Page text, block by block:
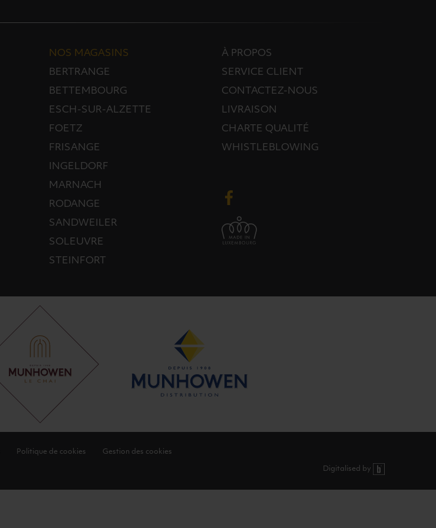
NOS MAGASINS
BERTRANGE
BETTEMBOURG
ESCH-SUR-ALZETTE
FOETZ
FRISANGE
INGELDORF
MARNACH
RODANGE
SANDWEILER
SOLEUVRE
STEINFORT
À PROPOS
SERVICE CLIENT
CONTACTEZ-NOUS
LIVRAISON
CHARTE QUALITÉ
WHISTLEBLOWING
Politique de cookies Gestion des cookies
Digitalised by